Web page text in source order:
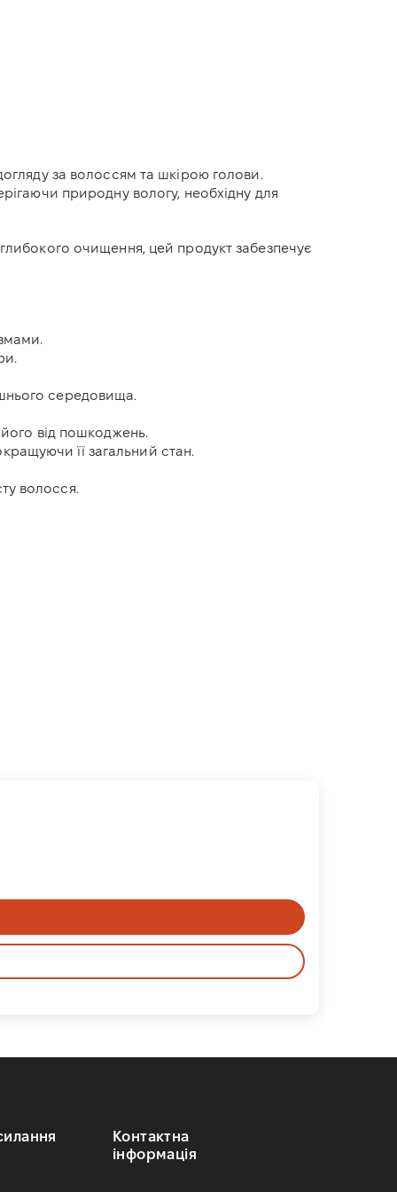
за волоссям та шкірою голови.
природну вологу, необхідну для
очищення, цей продукт забезпечує
середовища.
від пошкоджень.
її загальний стан.
волосся.
Контактна
інформація